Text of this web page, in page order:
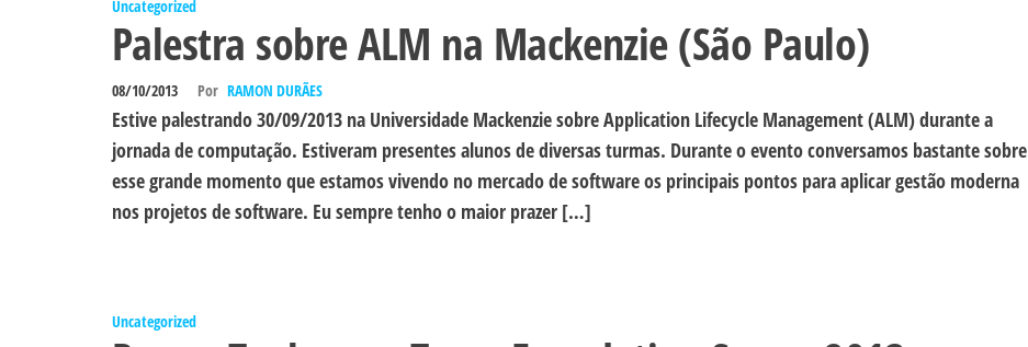
Uncategorized
Palestra sobre ALM na Mackenzie (São Paulo)
08/10/2013 Por RAMON DURÃES
Estive palestrando 30/09/2013 na Universidade Mackenzie sobre Application Lifecycle Management (ALM) durante a
jornada de computação. Estiveram presentes alunos de diversas turmas. Durante o evento conversamos bastante sobre
esse grande momento que estamos vivendo no mercado de software os principais pontos para aplicar gestão moderna
nos projetos de software. Eu sempre tenho o maior prazer […]
Uncategorized